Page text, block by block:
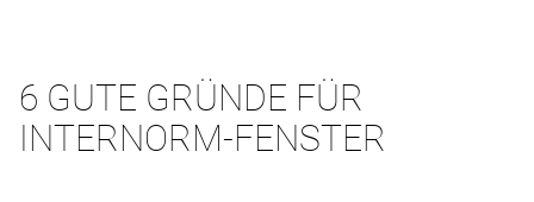
6 GUTE GRÜNDE FÜR
INTERNORM-FENSTER